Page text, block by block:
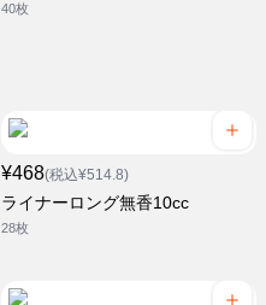
40枚
¥468(税込¥514.8)
ライナーロング無香10cc
28枚